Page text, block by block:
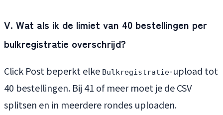
V. Wat als ik de limiet van 40 bestellingen per
bulkregistratie overschrijd?
Click Post beperkt elke Bulkregistratie-upload tot
40 bestellingen. Bij 41 of meer moet je de CSV
splitsen en in meerdere rondes uploaden.